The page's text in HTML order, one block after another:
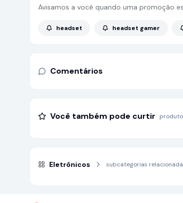
Avisamos a você quando uma promoção
headset headset gamer
Comentários
Você também pode curtir
Eletrônicos subcategorias